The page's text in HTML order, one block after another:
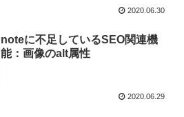
2020.06.30
noteに不足しているSEO関連機
能：画像のalt属性
2020.06.29